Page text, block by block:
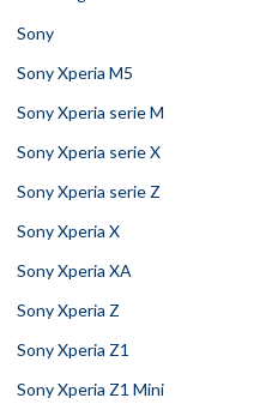
Sony
Sony Xperia M5
Sony Xperia serie M
Sony Xperia serie X
Sony Xperia serie Z
Sony Xperia X
Sony Xperia XA
Sony Xperia Z
Sony Xperia Z1
Sony Xperia Z1 Mini